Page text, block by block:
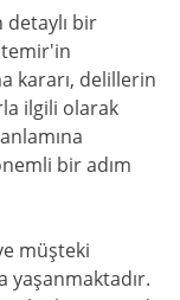
detaylı bir
kararı, delillerin
ilgili olarak
bir adım
müşteki
yaşanmaktadır.